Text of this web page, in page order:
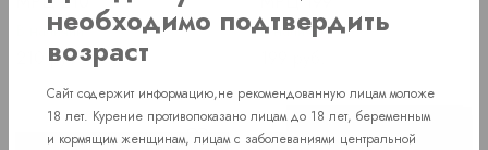
В наличии
Price
210 руб.
В наличии
необходимо подтвердить
возраст
Сайт содержит информацию,не рекомендованную лицам моложе
18 лет. Курение противопоказано лицам до 18 лет, беременным
и кормящим женщинам, лицам с заболеваниями центральной